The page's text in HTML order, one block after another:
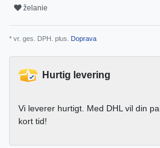
želanie
* vr. ges. DPH. plus. Doprava
Hurtig levering
Vi leverer hurtigt. Med DHL vil din
kort tid!